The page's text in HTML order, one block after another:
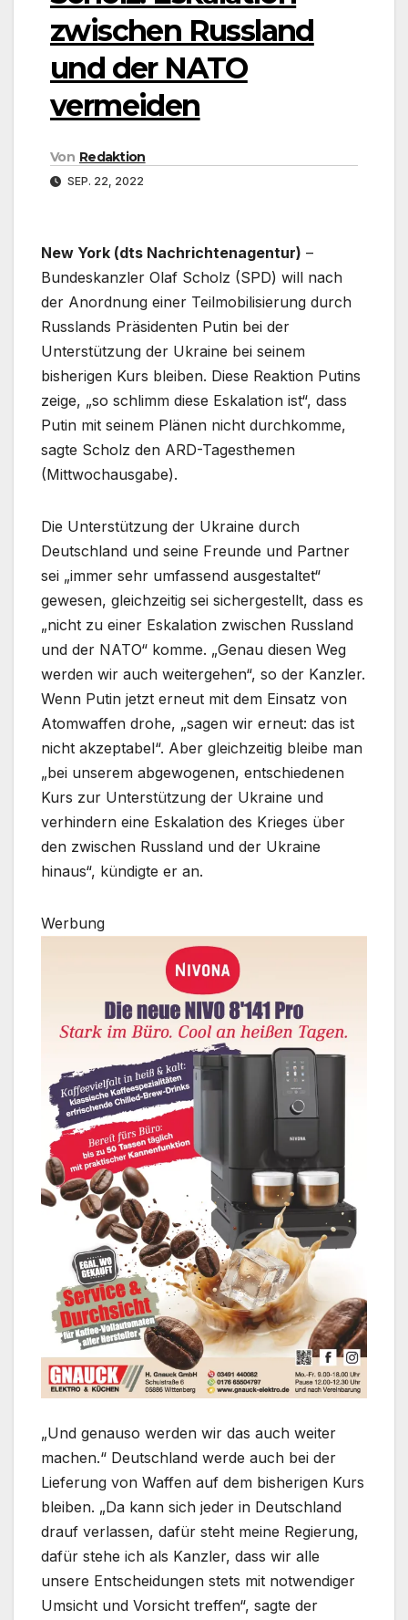
zwischen Russland
und der NATO
vermeiden
Von Redaktion
SEP. 22, 2022
New York (dts Nachrichtenagentur) –
Bundeskanzler Olaf Scholz (SPD) will nach
der Anordnung einer Teilmobilisierung durch
Russlands Präsidenten Putin bei der
Unterstützung der Ukraine bei seinem
bisherigen Kurs bleiben. Diese Reaktion Putins
zeige, „so schlimm diese Eskalation ist“, dass
Putin mit seinem Plänen nicht durchkomme,
sagte Scholz den ARD-Tagesthemen
(Mittwochausgabe).
Die Unterstützung der Ukraine durch
Deutschland und seine Freunde und Partner
sei „immer sehr umfassend ausgestaltet“
gewesen, gleichzeitig sei sichergestellt, dass es
„nicht zu einer Eskalation zwischen Russland
und der NATO“ komme. „Genau diesen Weg
werden wir auch weitergehen“, so der Kanzler.
Wenn Putin jetzt erneut mit dem Einsatz von
Atomwaffen drohe, „sagen wir erneut: das ist
nicht akzeptabel“. Aber gleichzeitig bleibe man
„bei unserem abgewogenen, entschiedenen
Kurs zur Unterstützung der Ukraine und
verhindern eine Eskalation des Krieges über
den zwischen Russland und der Ukraine
hinaus“, kündigte er an.
Werbung
„Und genauso werden wir das auch weiter
machen.“ Deutschland werde auch bei der
Lieferung von Waffen auf dem bisherigen Kurs
bleiben. „Da kann sich jeder in Deutschland
drauf verlassen, dafür steht meine Regierung,
dafür stehe ich als Kanzler, dass wir alle
unsere Entscheidungen stets mit notwendiger
Umsicht und Vorsicht treffen“, sagte der